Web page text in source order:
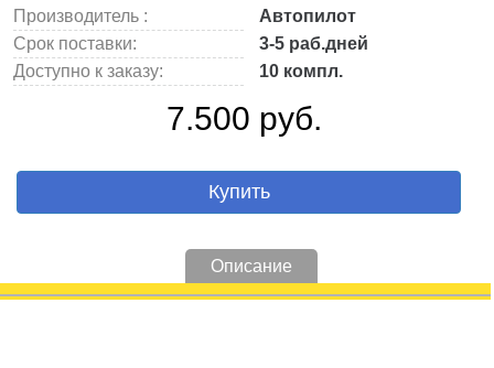
Производитель :
Автопилот
Срок поставки:
3-5 раб.дней
Доступно к заказу:
10 компл.
7.500 руб.
Купить
Описание